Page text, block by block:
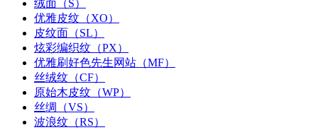
绒面（S）
优雅皮纹（XO）
皮纹面（SL）
炫彩编织纹（PX）
优雅刷好色先生网站（MF）
丝绒纹（CF）
原始木皮纹（WP）
丝绸（VS）
波浪纹（RS）